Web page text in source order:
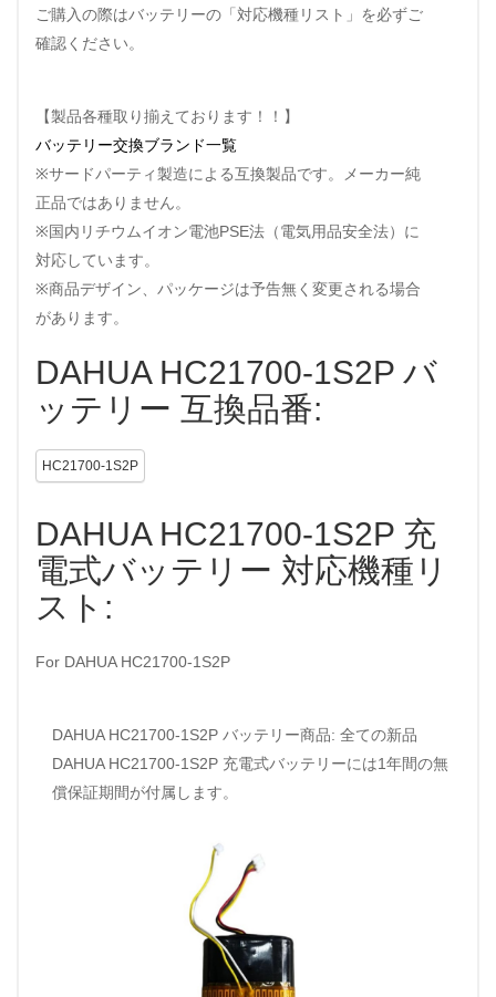
ご購入の際はバッテリーの「対応機種リスト」を必ずご
確認ください。
【製品各種取り揃えております！！】
バッテリー交換ブランド一覧
※サードパーティ製造による互換製品です。メーカー純
正品ではありません。
※国内リチウムイオン電池PSE法（電気用品安全法）に
対応しています。
※商品デザイン、パッケージは予告無く変更される場合
があります。
DAHUA HC21700-1S2P バ
ッテリー 互換品番:
HC21700-1S2P
DAHUA HC21700-1S2P 充
電式バッテリー 対応機種リ
スト:
For DAHUA HC21700-1S2P
DAHUA HC21700-1S2P バッテリー商品: 全ての新品
DAHUA HC21700-1S2P 充電式バッテリーには1年間の無
償保証期間が付属します。